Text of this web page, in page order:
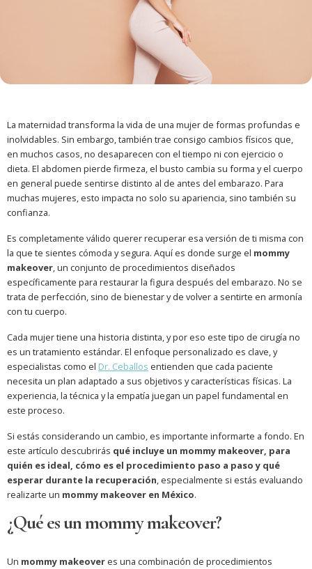
La maternidad transforma la vida de una mujer de formas profundas e
inolvidables. Sin embargo, también trae consigo cambios físicos que,
en muchos casos, no desaparecen con el tiempo ni con ejercicio o
dieta. El abdomen pierde firmeza, el busto cambia su forma y el cuerpo
en general puede sentirse distinto al de antes del embarazo. Para
muchas mujeres, esto impacta no solo su apariencia, sino también su
confianza.
Es completamente válido querer recuperar esa versión de ti misma con
la que te sientes cómoda y segura. Aquí es donde surge el mommy
makeover, un conjunto de procedimientos diseñados
específicamente para restaurar la figura después del embarazo. No se
trata de perfección, sino de bienestar y de volver a sentirte en armonía
con tu cuerpo.
Cada mujer tiene una historia distinta, y por eso este tipo de cirugía no
es un tratamiento estándar. El enfoque personalizado es clave, y
especialistas como el Dr. Ceballos entienden que cada paciente
necesita un plan adaptado a sus objetivos y características físicas. La
experiencia, la técnica y la empatía juegan un papel fundamental en
este proceso.
Si estás considerando un cambio, es importante informarte a fondo. En
este artículo descubrirás qué incluye un mommy makeover, para
quién es ideal, cómo es el procedimiento paso a paso y qué
esperar durante la recuperación, especialmente si estás evaluando
realizarte un mommy makeover en México.
¿Qué es un mommy makeover?
Un mommy makeover es una combinación de procedimientos